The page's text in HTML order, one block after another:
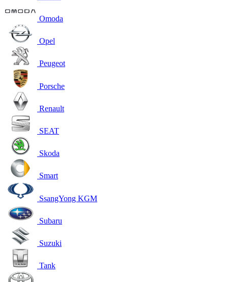
Omoda
Opel
Peugeot
Porsche
Renault
SEAT
Skoda
Smart
SsangYong KGM
Subaru
Suzuki
Tank